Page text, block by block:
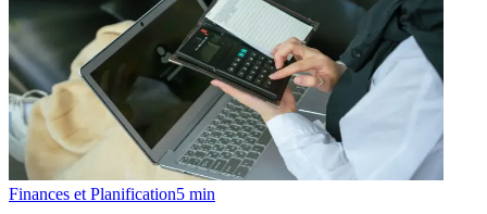
Finances et Planification5 min